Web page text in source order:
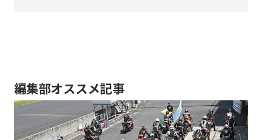
編集部オススメ記事